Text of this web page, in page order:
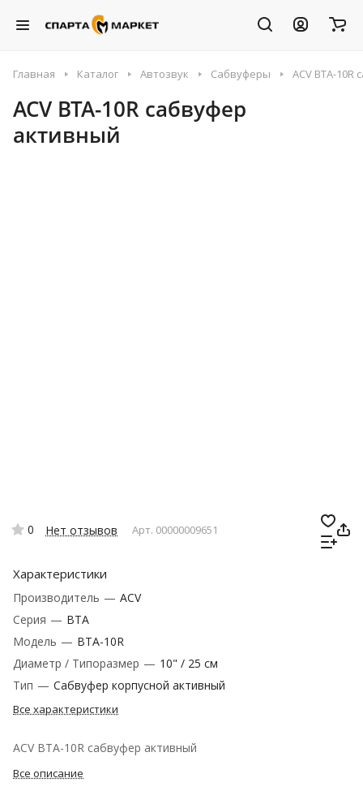
Главная Каталог Автозвук Сабвуферы ACV BTA-
ACV BTA-10R сабвуфер
активный
0 Нет отзывов Арт. 00000009651
Характеристики
Производитель — ACV
Серия — BTA
Модель — BTA-10R
Диаметр / Типоразмер — 10" / 25 см
Тип — Сабвуфер корпусной активный
Все характеристики
ACV BTA-10R сабвуфер активный
Все описание